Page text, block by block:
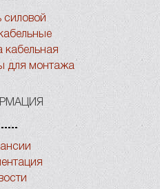
силовой
кабельная
для монтажа